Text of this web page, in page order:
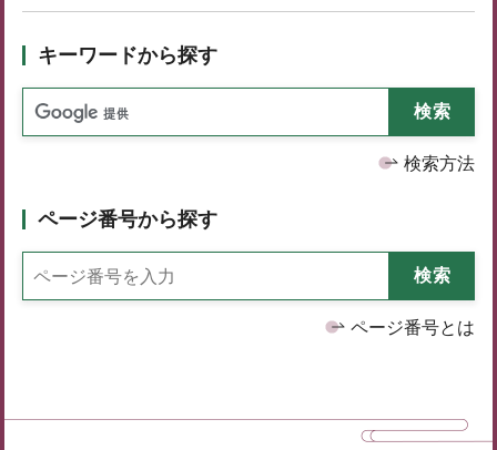
キーワードから探す
検索方法
ページ番号から探す
ページ番号とは